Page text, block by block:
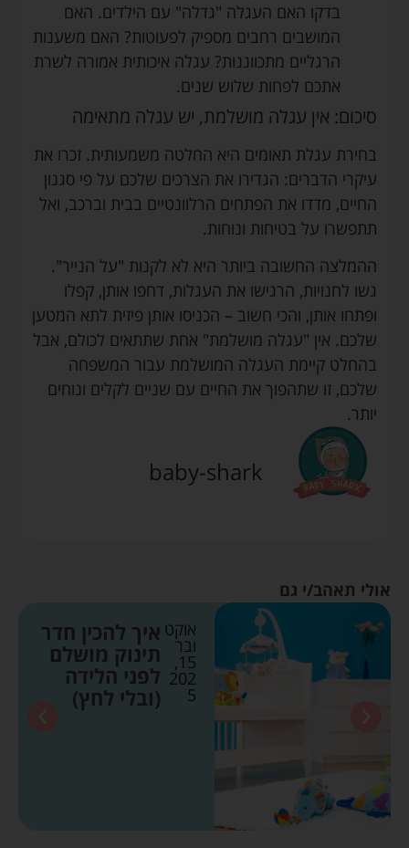
בדקו האם העגלה "גדלה" עם הילדים. האם
המושבים רחבים מספיק לפעוטות? האם משענות
הרגליים מתכווננות? עגלה איכותית אמורה לשרת
אתכם לפחות שלוש שנים.
סיכום: אין עגלה מושלמת, יש עגלה מתאימה
בחירת עגלת תאומים היא החלטה משמעותית. זכרו את
עיקרי הדברים: הגדירו את הצרכים שלכם על פי סגנון
החיים, מדדו את הפתחים הרלוונטיים בבית וברכב, ואל
תתפשרו על בטיחות ונוחות.
ההמלצה החשובה ביותר היא לא לקנות "על הנייר".
גשו לחנויות, הרגישו את העגלות, דחפו אותן, קפלו
ופתחו אותן, והכי חשוב – הכניסו אותן פיזית לתא המטען
שלכם. אין "עגלה מושלמת" אחת שתתאים לכולם, אבל
בהחלט קיימת העגלה המושלמת עבור המשפחה
שלכם, זו שתהפוך את החיים עם שניים לקלים ונוחים
יותר.
baby-shark
אולי תאהב/י גם
אוקט
ובר
15,
202
5
איך להכין חדר
תינוק מושלם
לפני הלידה
(ובלי לחץ)